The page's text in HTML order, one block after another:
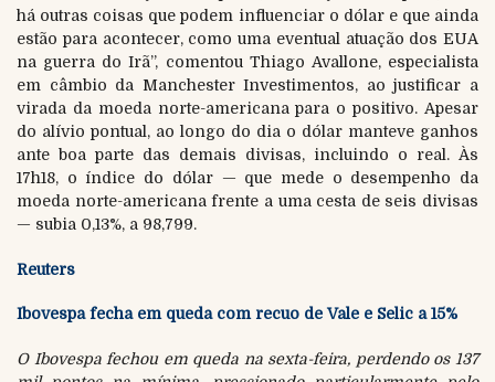
há outras coisas que podem influenciar o dólar e que ainda
estão para acontecer, como uma eventual atuação dos EUA
na guerra do Irã”, comentou Thiago Avallone, especialista
em câmbio da Manchester Investimentos, ao justificar a
virada da moeda norte-americana para o positivo. Apesar
do alívio pontual, ao longo do dia o dólar manteve ganhos
ante boa parte das demais divisas, incluindo o real. Às
17h18, o índice do dólar — que mede o desempenho da
moeda norte-americana frente a uma cesta de seis divisas
— subia 0,13%, a 98,799.
Reuters
Ibovespa fecha em queda com recuo de Vale e Selic a 15%
O Ibovespa fechou em queda na sexta-feira, perdendo os 137